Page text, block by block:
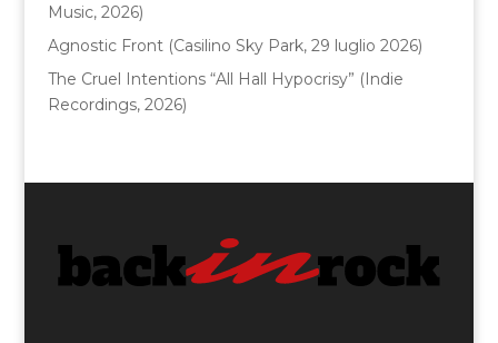
Music, 2026)
Agnostic Front (Casilino Sky Park, 29 luglio 2026)
The Cruel Intentions “All Hall Hypocrisy” (Indie
Recordings, 2026)